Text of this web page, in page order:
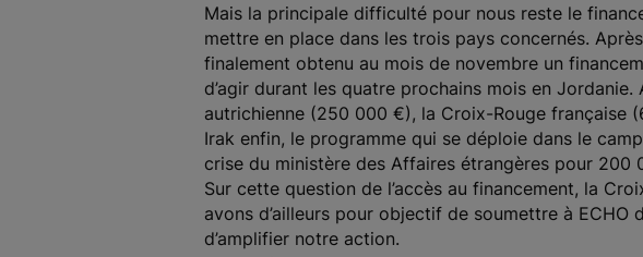
Mais la principale difficulté pour nous reste le
mettre en place dans les trois pays concernés.
finalement obtenu au mois de novembre un
d’agir durant les quatre prochains mois en
autrichienne (250 000 €), la Croix-Rouge française
Irak enfin, le programme qui se déploie dans le
crise du ministère des Affaires étrangères pour
Sur cette question de l’accès au financement, la
avons d’ailleurs pour objectif de soumettre à ECHO
d’amplifier notre action.